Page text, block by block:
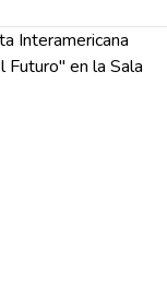
Interamericana
Futuro" en la Sala